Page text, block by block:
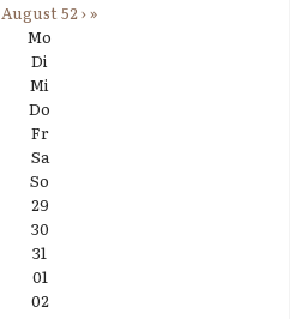
August 52›»
Mo
Di
Mi
Do
Fr
Sa
So
29
30
31
01
02